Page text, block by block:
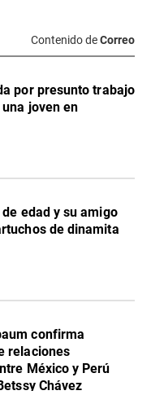
Contenido deCorreo
por presunto trabajo
joven en
edad y su amigo
de dinamita
confirma
relaciones
México y Perú
Chávez